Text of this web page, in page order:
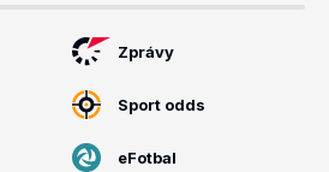
Zprávy
Sport odds
eFotbal